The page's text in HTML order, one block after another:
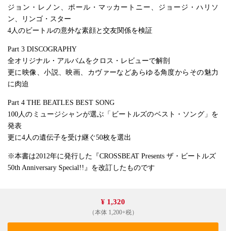
ジョン・レノン、ポール・マッカートニー、ジョージ・ハリソ
ン、リンゴ・スター
4人のビートルの意外な素顔と交友関係を検証
Part 3 DISCOGRAPHY
全オリジナル・アルバムをクロス・レビューで解剖
更に映像、小説、映画、カヴァーなどあらゆる角度からその魅力
に肉迫
Part 4 THE BEATLES BEST SONG
100人のミュージシャンが選ぶ「ビートルズのベスト・ソング」を
発表
更に4人の遺伝子を受け継ぐ50枚を選出
※本書は2012年に発行した『CROSSBEAT Presents ザ・ビートルズ
50th Anniversary Special!!』を改訂したものです
¥ 1,320
（本体 1,200+税）